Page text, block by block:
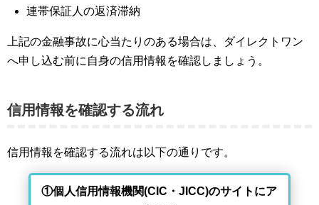
連帯保証人の返済滞納
上記の金融事故に心当たりのある場合は、ダイレクトワン
へ申し込む前に自身の信用情報を確認しましょう。
信用情報を確認する流れ
信用情報を確認する流れは以下の通りです。
①個人信用情報機関(CIC・JICC)のサイトにア